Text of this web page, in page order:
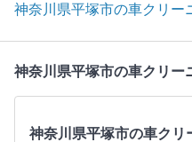
神奈川県平塚市の車クリー
神奈川県平塚市の車クリー
神奈川県平塚市の車クリ